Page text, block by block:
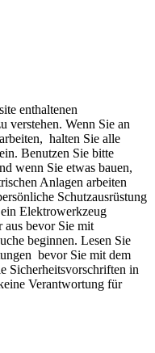
enthaltenen
verstehen. Wenn Sie an
halten Sie alle
Benutzen Sie bitte
wenn Sie etwas bauen,
Anlagen arbeiten
Schutzausrüstung
Elektrowerkzeug
aus bevor Sie mit
beginnen. Lesen Sie
bevor Sie mit dem
Sicherheitsvorschriften in
Verantwortung für